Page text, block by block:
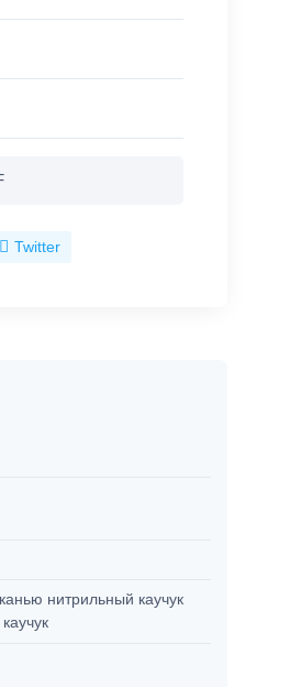
Twitter
нитрильный каучук